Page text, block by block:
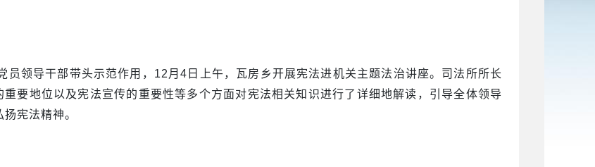
员领导干部带头示范作用， 12月4日上午，瓦房乡开展宪法进机关主题法治讲座。司法所所长
重要地位以及宪法宣传的重要性等多个方面对宪法相关知识进行了详细地解读，引导全体领导
宪法精神。